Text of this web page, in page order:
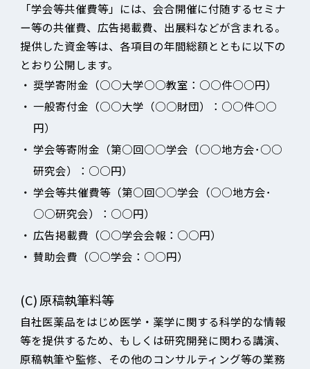
「学会等共催費等」には、会合開催に付随するセミナ
ー等の共催費、広告掲載費、出展料などが含まれる。
提供した資金等は、各項目の年間総額とともに以下の
とおり公開します。
・ 奨学寄附金（○○大学○○教室：○○件○○円）
・ 一般寄付金（○○大学（○○財団）：○○件○○
円）
・ 学会等寄附金（第○回○○学会（○○地方会･○○
研究会）：○○円）
・ 学会等共催費等（第○回○○学会（○○地方会･
○○研究会）：○○円）
・ 広告掲載費（○○学会会報：○○円）
・ 賛助会費（○○学会：○○円）
(C)原稿執筆料等
自社医薬品をはじめ医学・薬学に関する科学的な情報
等を提供するため、もしくは研究開発に関わる講演、
原稿執筆や監修、その他のコンサルティング等の業務